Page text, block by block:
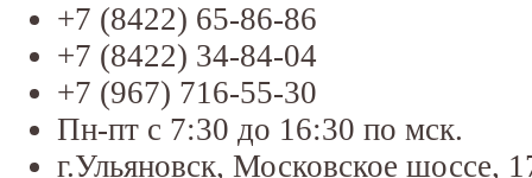
+7 (8422) 65-86-86
+7 (8422) 34-84-04
+7 (967) 716-55-30
Пн-пт с 7:30 до 16:30 по мск.
г.Ульяновск, Московское шоссе,